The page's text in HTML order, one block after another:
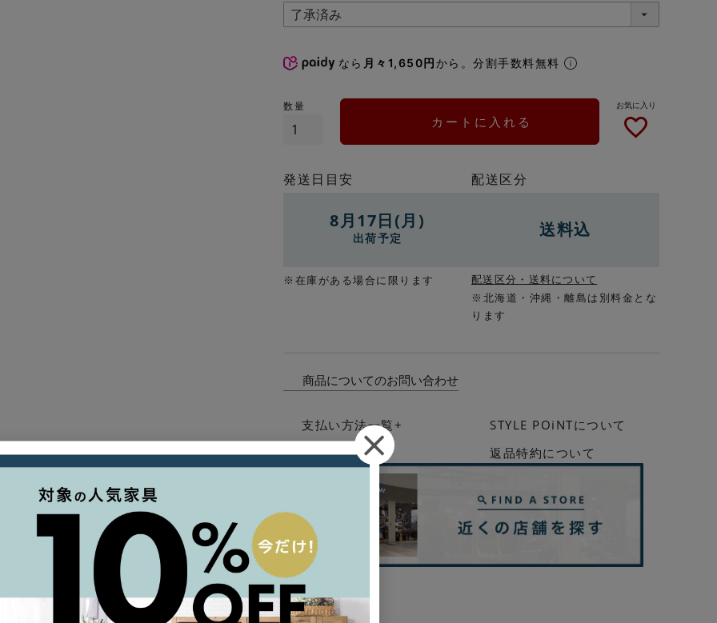
なら 月々1,650円から。分割手数料無料
カートに入れる
発送日目安
8月17日(月)
出荷予定
※在庫がある場合に限ります
配送区分
送料込
配送区分・送料について
※北海道・沖縄・離島は別料金とな
ります
商品についてのお問い合わせ
支払い方法一覧+
STYLE POiNTについて
ご利用ガイド
返品特約について